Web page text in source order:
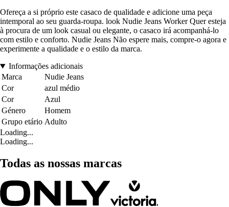
Ofereça a si próprio este casaco de qualidade e adicione uma peça
intemporal ao seu guarda-roupa. look Nudie Jeans Worker Quer esteja
à procura de um look casual ou elegante, o casaco irá acompanhá-lo
com estilo e conforto. Nudie Jeans Não espere mais, compre-o agora e
experimente a qualidade e o estilo da marca.
Informações adicionais
Marca
Nudie Jeans
Cor
azul médio
Cor
Azul
Género
Homem
Grupo etário Adulto
Loading...
Loading...
Todas as nossas marcas